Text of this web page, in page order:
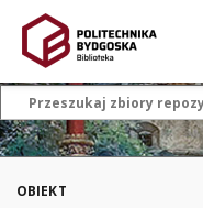
OBIEKT